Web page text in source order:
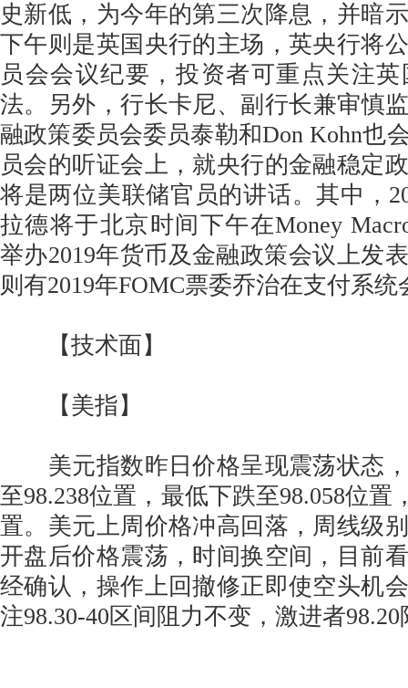
史新低，为今年的第三次降息，并暗
下午则是英国央行的主场，英央行将
员会会议纪要，投资者可重点关注
法。另外，行长卡尼、副行长兼审慎
融政策委员会委员泰勒和Don Kohn也
员会的听证会上，就央行的金融稳定
将是两位美联储官员的讲话。其中，
拉德将于北京时间下午在Money
举办2019年货币及金融政策会议上发
则有2019年FOMC票委乔治在支付系
【技术面】
【美指】
美元指数昨日价格呈现震荡状态，
至98.238位置，最低下跌至98.058位置
置。美元上周价格冲高回落，周线级
开盘后价格震荡，时间换空间，目前
经确认，操作上回撤修正即使空头机
注98.30-40区间阻力不变，激进者